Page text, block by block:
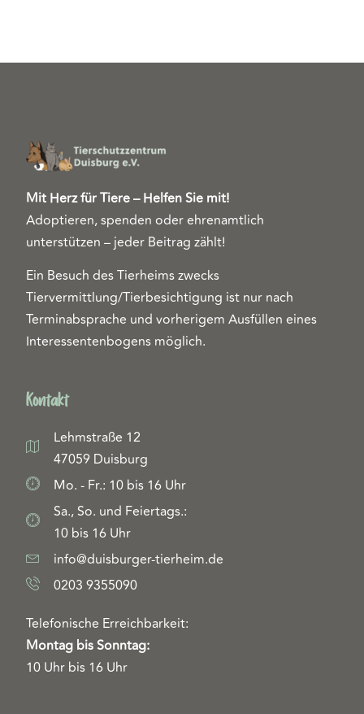
Mit Herz für Tiere – Helfen Sie mit!
Adoptieren, spenden oder ehrenamtlich
unterstützen – jeder Beitrag zählt!
Ein Besuch des Tierheims zwecks
Tiervermittlung/Tierbesichtigung ist nur nach
Terminabsprache und vorherigem Ausfüllen eines
Interessentenbogens möglich.
Kontakt
Lehmstraße 12
47059 Duisburg
Mo. - Fr.: 10 bis 16 Uhr
Sa., So. und Feiertags.:
10 bis 16 Uhr
info@duisburger-tierheim.de
0203 9355090
Telefonische Erreichbarkeit:
Montag bis Sonntag:
10 Uhr bis 16 Uhr